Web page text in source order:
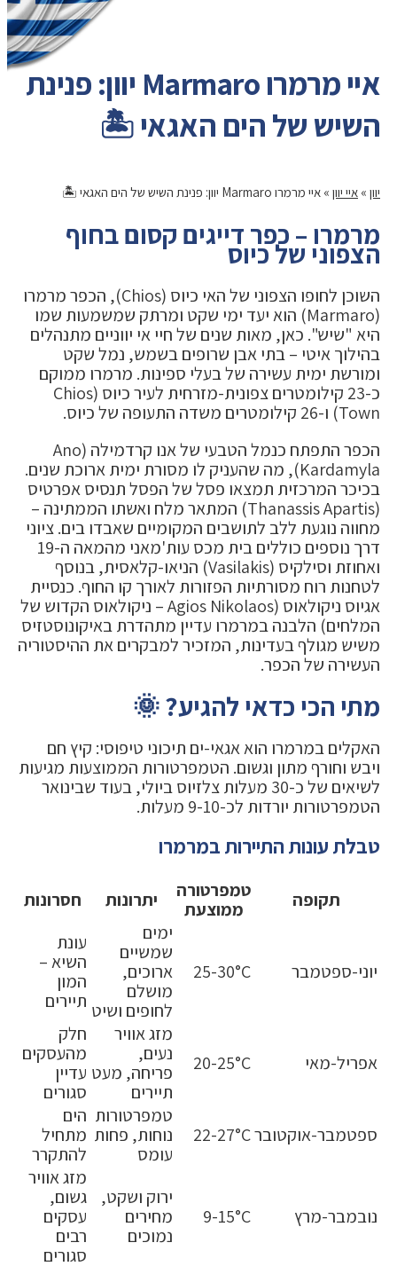
איי מרמרו Marmaro יוון: פנינת
השיש של הים האגאי 🏝️
יוון » איי יוון » איי מרמרו Marmaro יוון: פנינת השיש של הים האגאי 🏝️
מרמרו – כפר דייגים קסום בחוף
הצפוני של כיוס
השוכן לחופו הצפוני של האי כיוס (Chios), הכפר מרמרו
(Marmaro) הוא יעד ימי שקט ומרתק שמשמעות שמו
היא "שיש". כאן, מאות שנים של חיי אי יווניים מתנהלים
בהילוך איטי – בתי אבן שרופים בשמש, נמל שקט
ומורשת ימית עשירה של בעלי ספינות. מרמרו ממוקם
כ-23 קילומטרים צפונית-מזרחית לעיר כיוס (Chios
Town) ו-26 קילומטרים משדה התעופה של כיוס.
הכפר התפתח כנמל הטבעי של אנו קרדמילה (Ano
Kardamyla), מה שהעניק לו מסורת ימית ארוכת שנים.
בכיכר המרכזית תמצאו פסל של הפסל תנסיס אפרטיס
(Thanassis Apartis) המתאר מלח ואשתו הממתינה –
מחווה נוגעת ללב לתושבים המקומיים שאבדו בים. ציוני
דרך נוספים כוללים בית מכס עות'מאני מהמאה ה-19
ואחוזת וסילקיס (Vasilakis) הניאו-קלאסית, בנוסף
לטחנות רוח מסורתיות הפזורות לאורך קו החוף. כנסיית
אגיוס ניקולאוס (Agios Nikolaos – ניקולאוס הקדוש של
המלחים) הלבנה במרמרו עדיין מתהדרת באיקונוסטזיס
משיש מגולף בעדינות, המזכיר למבקרים את ההיסטוריה
העשירה של הכפר.
מתי הכי כדאי להגיע? 🌞
האקלים במרמרו הוא אגאי-ים תיכוני טיפוסי: קיץ חם
ויבש וחורף מתון וגשום. הטמפרטורות הממוצעות מגיעות
לשיאים של כ-30 מעלות צלזיוס ביולי, בעוד שבינואר
הטמפרטורות יורדות לכ-9-10 מעלות.
טבלת עונות התיירות במרמרו
תקופה
טמפרטורה
ממוצעת
יתרונות חסרונות
יוני-ספטמבר 25-30°C
ימים
שמשיים
ארוכים,
מושלם
לחופים ושיט
עונת
השיא –
המון
תיירים
אפריל-מאי 20-25°C
מזג אוויר
נעים,
פריחה, מעט
תיירים
חלק
מהעסקים
עדיין
סגורים
ספטמבר-אוקטובר22-27°C
טמפרטורות
נוחות, פחות
עומס
הים
מתחיל
להתקרר
נובמבר-מרץ 9-15°C
ירוק ושקט,
מחירים
נמוכים
מזג אוויר
גשום,
עסקים
רבים
סגורים